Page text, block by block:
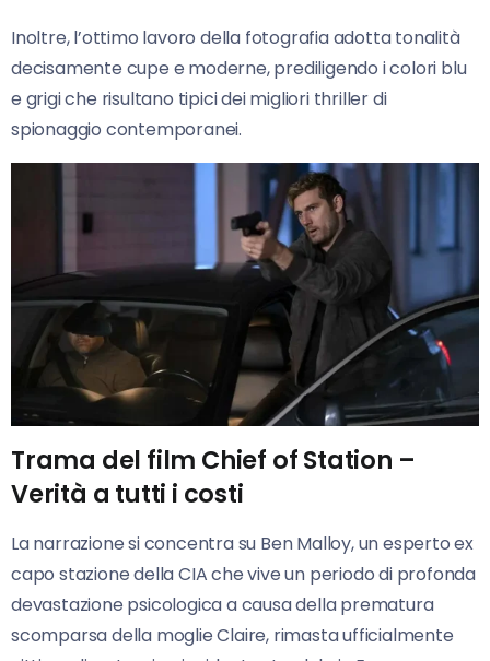
Inoltre, l’ottimo lavoro della fotografia adotta tonalità
decisamente cupe e moderne, prediligendo i colori blu
e grigi che risultano tipici dei migliori thriller di
spionaggio contemporanei.
Trama del film Chief of Station –
Verità a tutti i costi
La narrazione si concentra su Ben Malloy, un esperto ex
capo stazione della CIA che vive un periodo di profonda
devastazione psicologica a causa della prematura
scomparsa della moglie Claire, rimasta ufficialmente